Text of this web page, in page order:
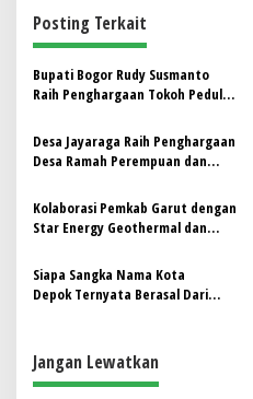
g
a
s
i
p
o
s
Posting Terkait
Bupati Bogor Rudy Susmanto
Raih Penghargaan Tokoh Peduli
Desa Jayaraga Raih Penghargaan
Desa Ramah Perempuan dan
HARGANAS ke-32 dan HAN 2025
Kolaborasi Pemkab Garut dengan
Star Energy Geothermal dan
Kepedulian Lingkungan Sejak Dini
Siapa Sangka Nama Kota
Depok Ternyata Berasal Dari
Jangan Lewatkan